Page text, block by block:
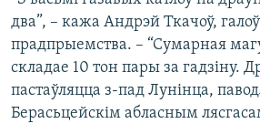
КАЛЯНДАР
НА ХВАЛЯХ СВАБОДЫ
два”, – кажа Андрэй Ткачоў,
прадпрыемства. – “Сумарная
складае 10 тон пары за гадзіну.
пастаўляцца з-пад Лунінца,
Берасьцейскім абласным